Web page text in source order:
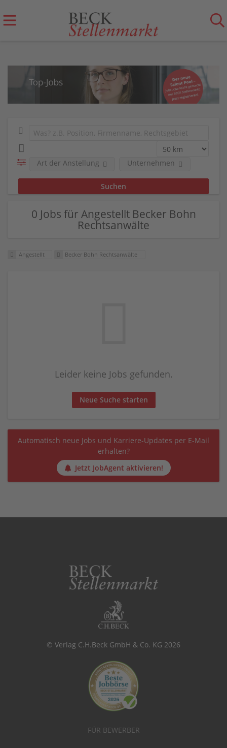
Art der Anstellung Unternehmen
0 Jobs für Angestellt Becker Bohn
Rechtsanwälte
Angestellt Becker Bohn Rechtsanwälte
Leider keine Jobs gefunden.
Neue Suche starten
Automatisch neue Jobs und Karriere-Updates per E-Mail
erhalten?
Jetzt JobAgent aktivieren!
© Verlag C.H.Beck GmbH & Co. KG 2026
FÜR BEWERBER